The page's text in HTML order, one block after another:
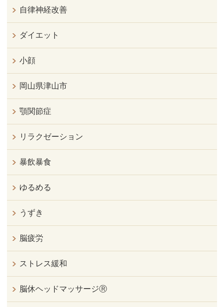
自律神経改善
ダイエット
小顔
岡山県津山市
顎関節症
リラクゼーション
暴飲暴食
ゆるめる
うずき
脳疲労
ストレス緩和
脳休ヘッドマッサージⓇ